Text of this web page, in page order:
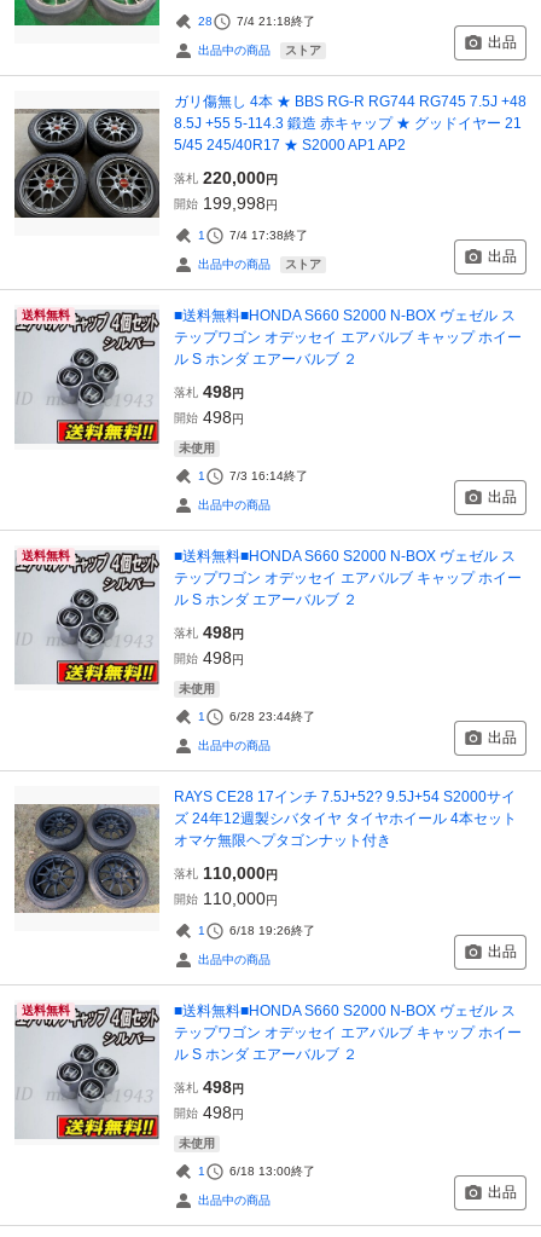
28 7/4 21:18終了
出品中の商品 ストア 出品
ガリ傷無し 4本 ★ BBS RG-R RG744 RG745 7.5J +48
8.5J +55 5-114.3 鍛造 赤キャップ ★ グッドイヤー 21
5/45 245/40R17 ★ S2000 AP1 AP2
落札 220,000円
開始 199,998円
1 7/4 17:38終了
出品中の商品 ストア 出品
送料無料
■送料無料■HONDA S660 S2000 N-BOX ヴェゼル ス
テップワゴン オデッセイ エアバルブ キャップ ホイー
ル S ホンダ エアーバルブ ２
落札 498円
開始 498円
未使用
1 7/3 16:14終了
出品中の商品 出品
送料無料
■送料無料■HONDA S660 S2000 N-BOX ヴェゼル ス
テップワゴン オデッセイ エアバルブ キャップ ホイー
ル S ホンダ エアーバルブ ２
落札 498円
開始 498円
未使用
1 6/28 23:44終了
出品中の商品 出品
RAYS CE28 17インチ 7.5J+52? 9.5J+54 S2000サイ
ズ 24年12週製シバタイヤ タイヤホイール 4本セット
オマケ無限ヘプタゴンナット付き
落札 110,000円
開始 110,000円
1 6/18 19:26終了
出品中の商品 出品
送料無料
■送料無料■HONDA S660 S2000 N-BOX ヴェゼル ス
テップワゴン オデッセイ エアバルブ キャップ ホイー
ル S ホンダ エアーバルブ ２
落札 498円
開始 498円
未使用
1 6/18 13:00終了
出品中の商品 出品